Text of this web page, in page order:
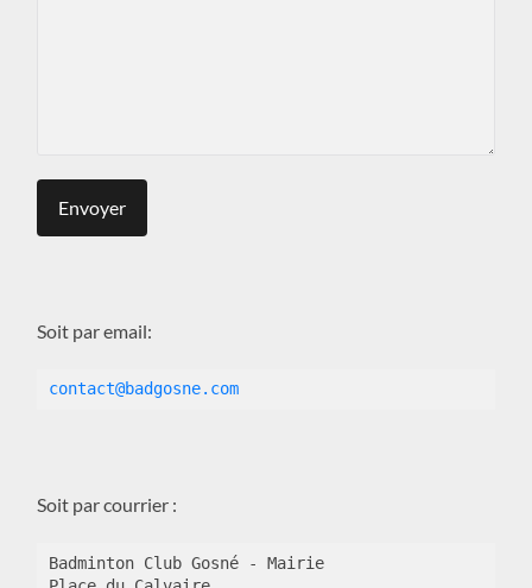
Soit par email:
contact@badgosne.com
Soit par courrier :
Badminton Club Gosné - Mairie